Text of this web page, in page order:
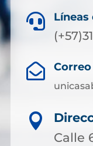
 Líneas


Calle